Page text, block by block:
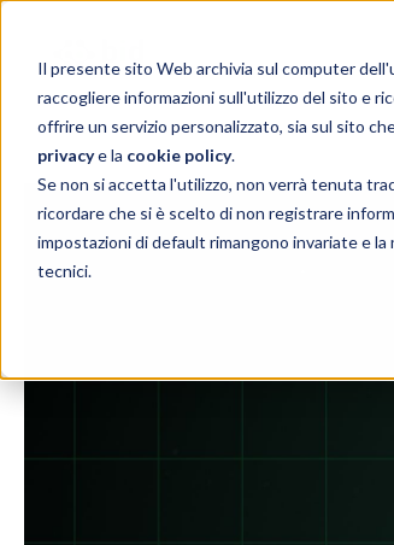
Il presente sito Web archivia sul computer
raccogliere informazioni sull'utilizzo del sito e
offrire un servizio personalizzato, sia sul sito
privacye la cookie policy.
Se non si accetta l'utilizzo, non verrà tenuta
ricordare che si è scelto di non registrare
impostazioni di default rimangono invariate e
tecnici.